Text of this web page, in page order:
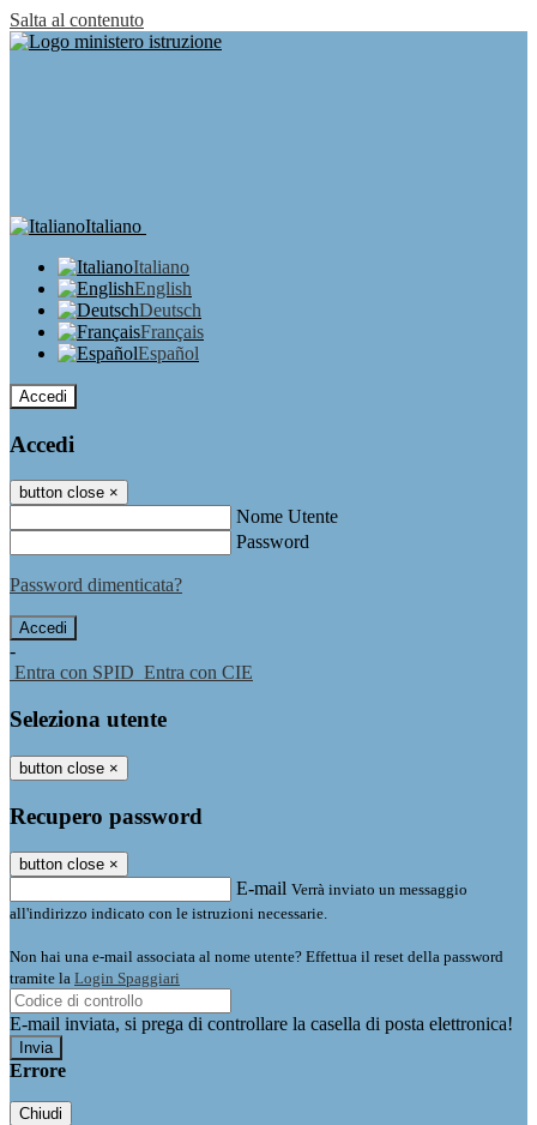
Salta al contenuto
Italiano
Italiano
English
Deutsch
Français
Español
Accedi
Accedi
button close ×
Nome Utente
Password
Password dimenticata?
-
Entra con SPID Entra con CIE
Seleziona utente
button close ×
Recupero password
button close ×
E-mail Verrà inviato un messaggio
all'indirizzo indicato con le istruzioni necessarie.
Non hai una e-mail associata al nome utente? Effettua il reset della password
tramite la Login Spaggiari
E-mail inviata, si prega di controllare la casella di posta elettronica!
Errore
Chiudi